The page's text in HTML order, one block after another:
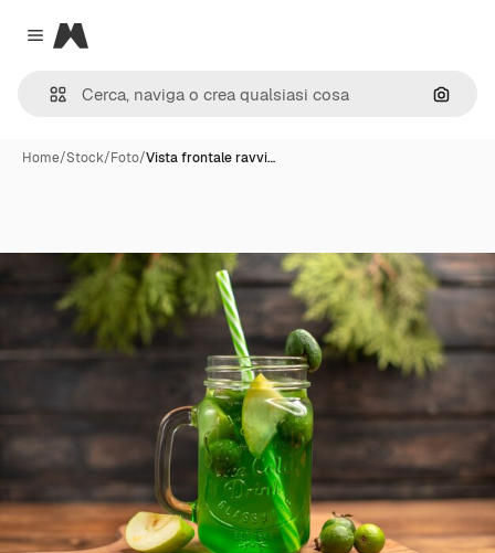
Close menu
Magnific
Cerca
Home/Stock/Foto/Vista frontale ravvi…